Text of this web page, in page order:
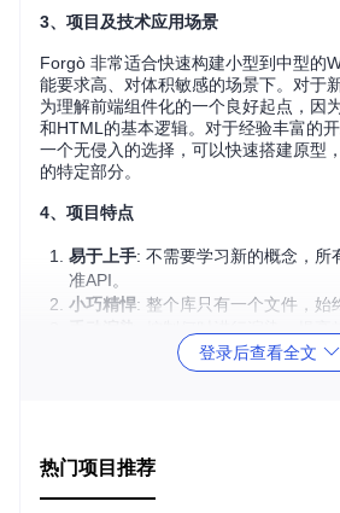
3、项目及技术应用场景
Forgò 非常适合快速构建小型到中型的
能要求高、对体积敏感的场景下。对于
为理解前端组件化的一个良好起点，因
和HTML的基本逻辑。对于经验丰富的
一个无侵入的选择，可以快速搭建原型
的特定部分。
4、项目特点
易于上手: 不需要学习新的概念，所
准API。
小巧精悍: 整个库只有一个文件，始
: 直接使用原生DOM事件
开始使用 Forgò
登录后查看全文
热门项目推荐